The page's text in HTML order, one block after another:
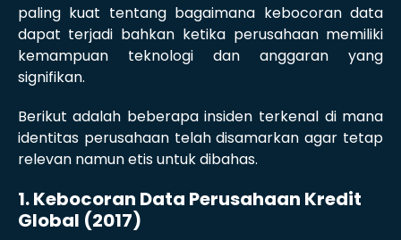
paling kuat tentang bagaimana kebocoran data
dapat terjadi bahkan ketika perusahaan memiliki
kemampuan teknologi dan anggaran yang
signifikan.
Berikut adalah beberapa insiden terkenal di mana
identitas perusahaan telah disamarkan agar tetap
relevan namun etis untuk dibahas.
1. Kebocoran Data Perusahaan Kredit
Global (2017)